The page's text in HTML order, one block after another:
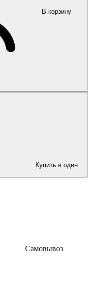
В корзину
Купить в один
Самовывоз